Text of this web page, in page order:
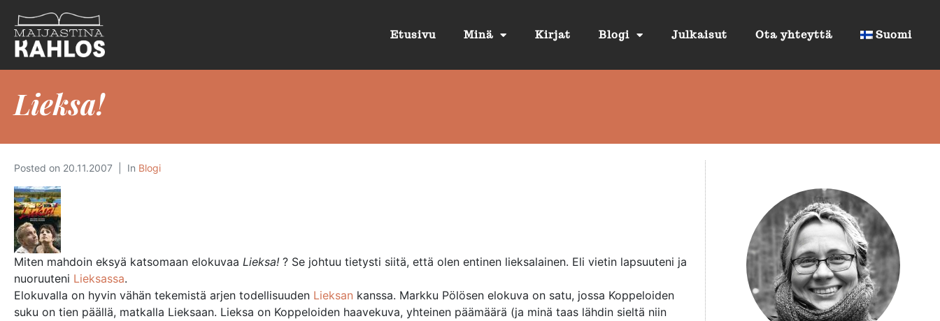
Etusivu Minä Kirjat Blogi Julkaisut Ota yhteyttä Suomi
Lieksa!
Posted on 20.11.2007 In Blogi
Miten mahdoin eksyä katsomaan elokuvaa Lieksa! ? Se johtuu tietysti siitä, että olen entinen lieksalainen. Eli vietin lapsuuteni ja
nuoruuteni Lieksassa.
Elokuvalla on hyvin vähän tekemistä arjen todellisuuden Lieksan kanssa. Markku Pölösen elokuva on satu, jossa Koppeloiden
suku on tien päällä, matkalla Lieksaan. Lieksa on Koppeloiden haavekuva, yhteinen päämäärä (ja minä taas lähdin sieltä niin